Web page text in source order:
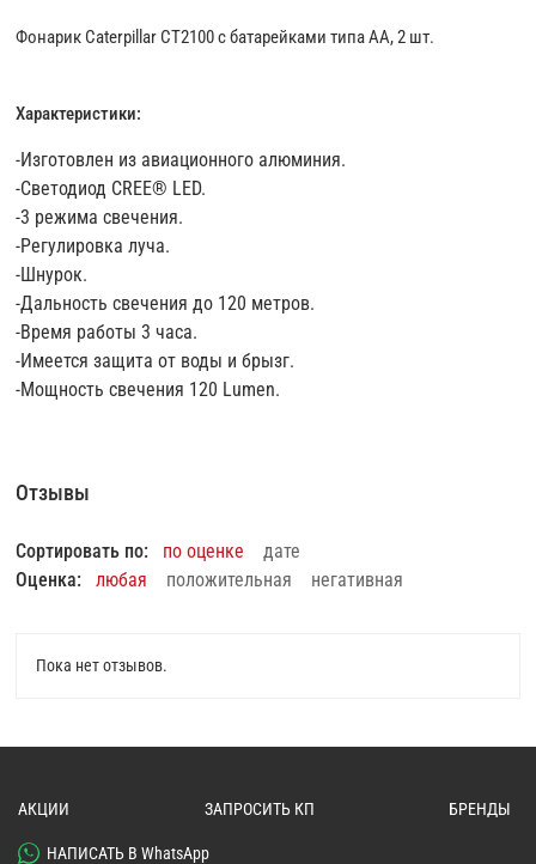
Фонарик Caterpillar CT2100 с батарейками типа AA, 2 шт.
Характеристики:
-Изготовлен из авиационного алюминия.
-Светодиод CREE® LED.
-3 режима свечения.
-Регулировка луча.
-Шнурок.
-Дальность свечения до 120 метров.
-Время работы 3 часа.
-Имеется защита от воды и брызг.
-Мощность свечения 120 Lumen.
Отзывы
Сортировать по: по оценке
дате
Оценка:
любая положительная негативная
Пока нет отзывов.
АКЦИИ ЗАПРОСИТЬ КП БРЕНДЫ
НАПИСАТЬ В WhatsApp